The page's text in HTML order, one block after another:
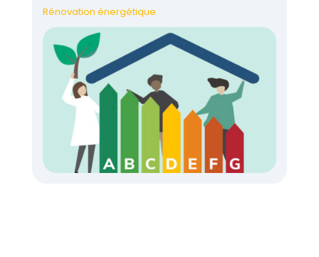
Rénovation énergétique